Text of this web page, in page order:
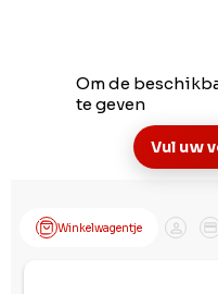
Om de
te geven
Vul uw
Winkelwagentje Klant